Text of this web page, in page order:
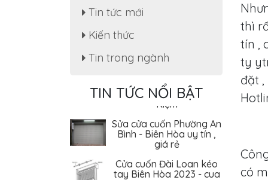
thì
tín ,
ty
đặt
có
Tin tức mới
Kiến thức
Tin trong ngành
TIN TỨC NỔI BẬT
Sửa cửa cuốn, motor cửa
cuốn tại nhà phường Tân
Dịch Vụ Sửa Chữa Cửa
Cuốn Phường Tân Hiệp,
Kiệm
Sửa cửa cuốn Phường An
Bình - Biên Hòa uy tín ,
giá rẻ
Cửa cuốn Đài Loan kéo
tay Biên Hòa 2023 - cua
cuon bien hoa keo tay